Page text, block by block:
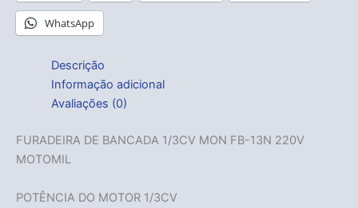
WhatsApp
Descrição
Informação adicional
Avaliações (0)
FURADEIRA DE BANCADA 1/3CV MON FB-13N 220V
MOTOMIL
POTÊNCIA DO MOTOR 1/3CV